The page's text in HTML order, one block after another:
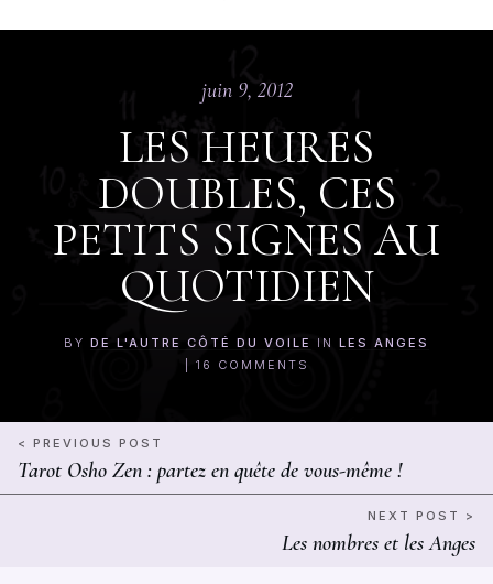
juin 9, 2012
LES HEURES
DOUBLES, CES
PETITS SIGNES AU
QUOTIDIEN
BY DE L'AUTRE CÔTÉ DU VOILE IN LES ANGES
16 COMMENTS
< PREVIOUS POST
Tarot Osho Zen : partez en quête de vous-même !
NEXT POST >
Les nombres et les Anges